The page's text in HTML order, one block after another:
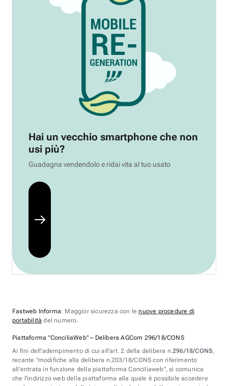
Hai un vecchio smartphone che non
usi più?
Guadagna vendendolo e ridai vita al tuo usato
Fastweb Informa: Maggior sicurezza con lenuove procedure di
portabilità del numero.
Piattaforma "ConciliaWeb" – Delibera AGCom 296/18/CONS
Ai fini dell'adempimento di cui all'art. 2 della delibera n.296/18/CONS,
recante "modifiche alla delibera n.203/18/CONS con riferimento
all'entrata in funzione della piattaforma Conciliaweb", si comunica
che l'indirizzo web della piattaforma alla quale è possibile accedere